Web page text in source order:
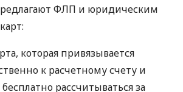
ФЛП и юридическим
которая привязывается
к расчетному счету и
рассчитываться за